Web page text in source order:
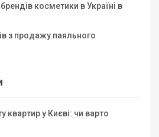
косметики в Україні в
з продажу паяльного
квартир у Києві: чи варто